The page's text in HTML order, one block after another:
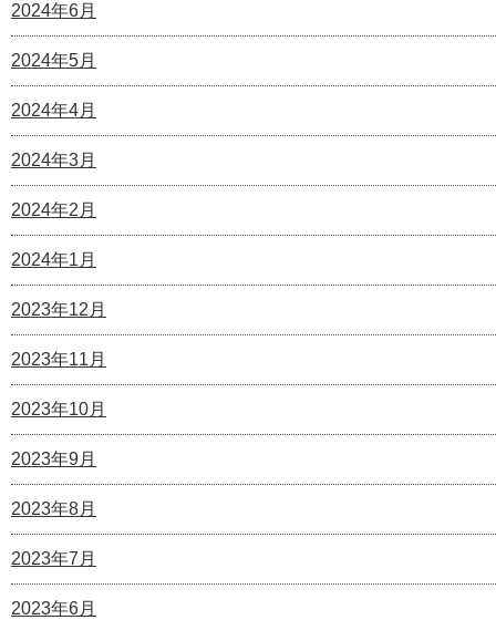
2024年6月
2024年5月
2024年4月
2024年3月
2024年2月
2024年1月
2023年12月
2023年11月
2023年10月
2023年9月
2023年8月
2023年7月
2023年6月